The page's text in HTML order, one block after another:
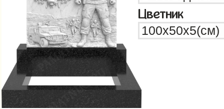
Цветник